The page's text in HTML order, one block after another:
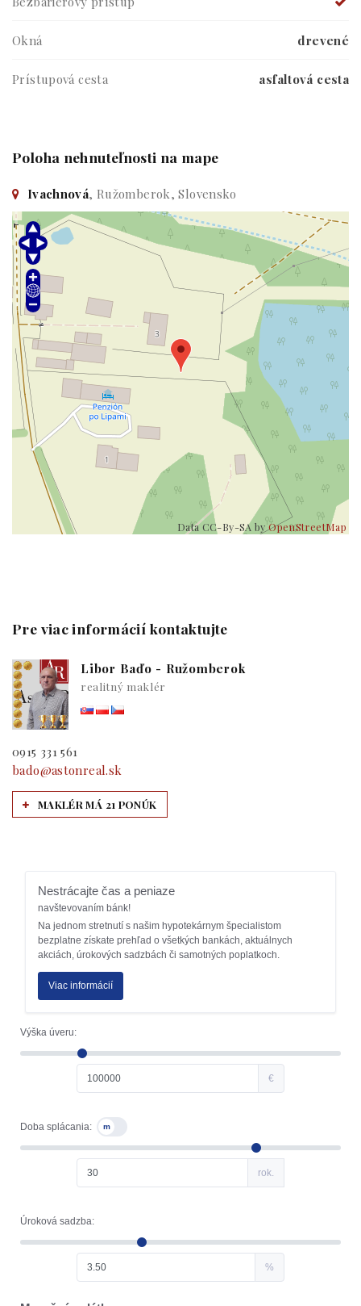
Okná drevené
Prístupová cesta asfaltová cesta
Poloha nehnuteľnosti na mape
Ivachnová, Ružomberok, Slovensko
Data CC-By-SA byOpenStreetMap
Pre viac informácií kontaktujte
Libor Baďo - Ružomberok
realitný maklér
0915 331 561
bado@astonreal.sk
MAKLÉR MÁ 21 PONÚK